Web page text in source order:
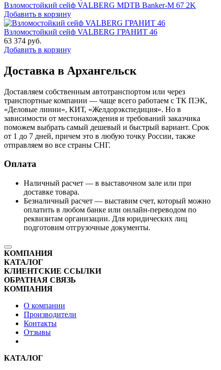
Взломостойкий сейф VALBERG MDTB Banker-M 67 2K
Добавить в корзину
Взломостойкий сейф VALBERG ГРАНИТ 46
63 374 руб.
Добавить в корзину
Доставка в Архангельск
Доставляем собственным автотранспортом или через
транспортные компании — чаще всего работаем с ТК ПЭК,
«Деловые линии», КИТ, «Желдорэкспедиция». Но в
зависимости от местонахождения и требований заказчика
поможем выбрать самый дешевый и быстрый вариант. Срок
от 1 до 7 дней, причем это в любую точку России, также
отправляем во все страны СНГ.
Оплата
Наличный расчет — в выставочном зале или при
доставке товара.
Безналичный расчет — выставим счет, который можно
оплатить в любом банке или онлайн-переводом по
реквизитам организации. Для юридических лиц
подготовим отгрузочные документы.
КОМПАНИЯ
КАТАЛОГ
КЛИЕНТСКИЕ ССЫЛКИ
ОБРАТНАЯ СВЯЗЬ
КОМПАНИЯ
О компании
Производители
Контакты
Отзывы
КАТАЛОГ